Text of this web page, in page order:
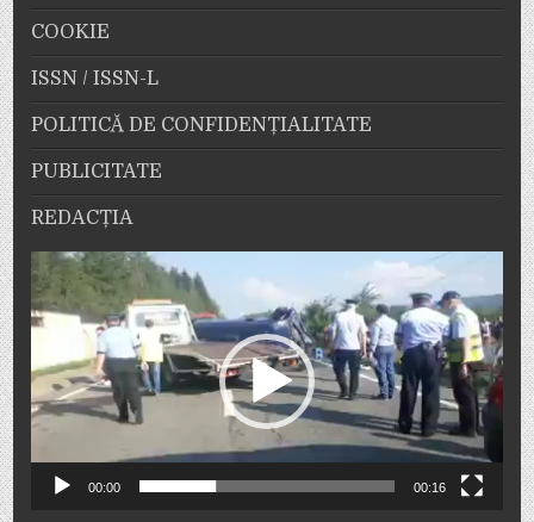
COOKIE
ISSN / ISSN-L
POLITICĂ DE CONFIDENȚIALITATE
PUBLICITATE
REDACȚIA
Player
video
00:00 00:16